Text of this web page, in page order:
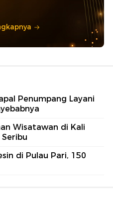
Penumpang Layani
Wisatawan di Kali
di Pulau Pari, 150